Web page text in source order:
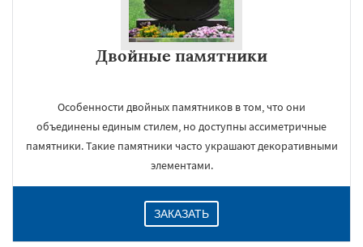
Двойные памятники
Особенности двойных памятников в том, что они
объединены единым стилем, но доступны ассиметричные
памятники. Такие памятники часто украшают декоративными
элементами.
ЗАКАЗАТЬ